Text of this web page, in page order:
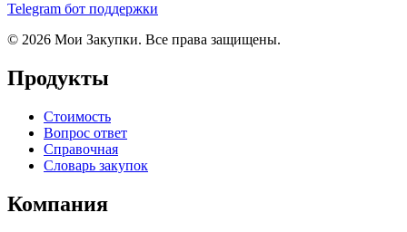
Telegram бот поддержки
© 2026 Мои Закупки. Все права защищены.
Продукты
Стоимость
Вопрос ответ
Справочная
Словарь закупок
Компания